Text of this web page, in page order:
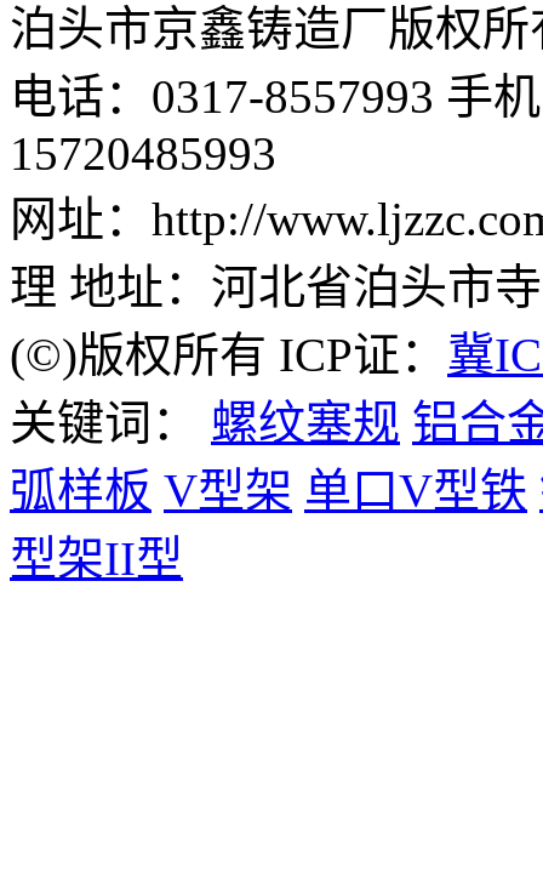
泊头市京鑫铸造厂版权所
电话：0317-8557993 手
15720485993
网址：http://
理 地址：河北省泊头市
(©)版权所有 ICP证： 冀
关键词： 螺纹塞规 铝合
弧样板 V型架 单口V型铁
型架II型